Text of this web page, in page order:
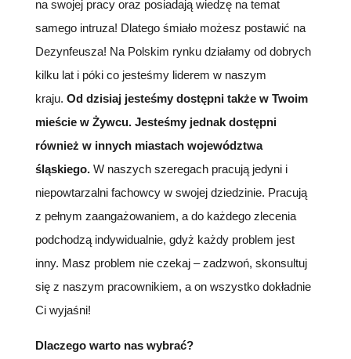
na swojej pracy oraz posiadają wiedzę na temat
samego intruza! Dlatego śmiało możesz postawić na
Dezynfeusza! Na Polskim rynku działamy od dobrych
kilku lat i póki co jesteśmy liderem w naszym
kraju. Od dzisiaj jesteśmy dostępni także w Twoim
mieście w Żywcu. Jesteśmy jednak dostępni
również w innych miastach województwa
śląskiego. W naszych szeregach pracują jedyni i
niepowtarzalni fachowcy w swojej dziedzinie. Pracują
z pełnym zaangażowaniem, a do każdego zlecenia
podchodzą indywidualnie, gdyż każdy problem jest
inny. Masz problem nie czekaj – zadzwoń, skonsultuj
się z naszym pracownikiem, a on wszystko dokładnie
Ci wyjaśni!
Dlaczego warto nas wybrać?